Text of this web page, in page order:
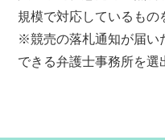
規模で対応しているもの
※競売の落札通知が届い
できる弁護士事務所を選